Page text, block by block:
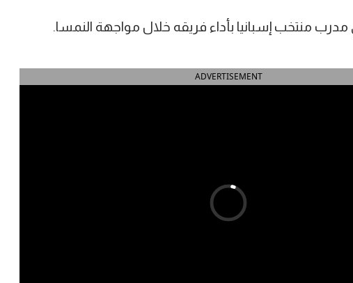
منتخب إسبانيا بأداء فريقه خلال مواجهة النمسا.
ADVERTISEMENT